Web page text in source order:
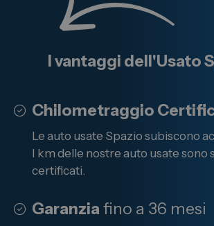
I vantaggi dell'Usato
Chilometraggio
Le auto usate Spazio subiscono
I km delle nostre auto usate sono
certificati.
Garanziafino a 36 mesi